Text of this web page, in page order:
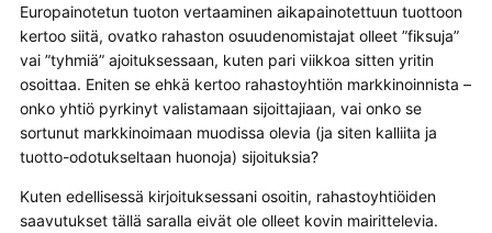
Europainotetun tuoton vertaaminen aikapainotettuun tuottoon
kertoo siitä, ovatko rahaston osuudenomistajat olleet ”fiksuja”
vai ”tyhmiä” ajoituksessaan, kuten pari viikkoa sitten yritin
osoittaa. Eniten se ehkä kertoo rahastoyhtiön markkinoinnista –
onko yhtiö pyrkinyt valistamaan sijoittajiaan, vai onko se
sortunut markkinoimaan muodissa olevia (ja siten kalliita ja
tuotto-odotukseltaan huonoja) sijoituksia?
Kuten edellisessä kirjoituksessani osoitin, rahastoyhtiöiden
saavutukset tällä saralla eivät ole olleet kovin mairittelevia.